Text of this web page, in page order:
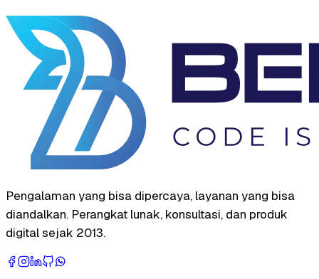
Pengalaman yang bisa dipercaya, layanan yang bisa
diandalkan. Perangkat lunak, konsultasi, dan produk
digital sejak 2013.